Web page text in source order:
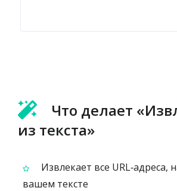
Что делает
из текста»
Извлекает все URL‑адреса,
вашем тексте